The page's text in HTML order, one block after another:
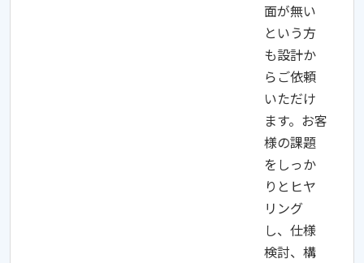
面が無い
という方
も設計か
らご依頼
いただけ
ます。お客
様の課題
をしっか
りとヒヤ
リング
し、仕様
検討、構